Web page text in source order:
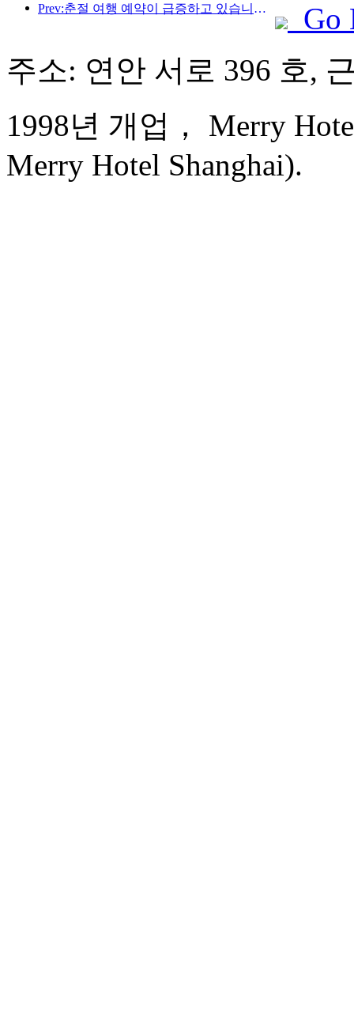
Prev:춘절 여행 예약이 급증하고 있습니다! 230만개 호텔업체, 좋은 출발 가능
Go
주소: 연안 서로 396 호,
1998년 개업， Merry
Merry Hotel Shanghai).